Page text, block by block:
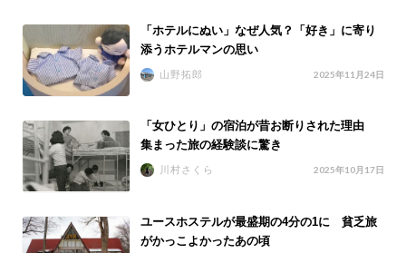
「ホテルにぬい」なぜ人気？「好き」に寄り
添うホテルマンの思い
山野拓郎 2025年11月24日
「女ひとり」の宿泊が昔お断りされた理由
集まった旅の経験談に驚き
川村さくら 2025年10月17日
ユースホステルが最盛期の4分の1に 貧乏旅
がかっこよかったあの頃